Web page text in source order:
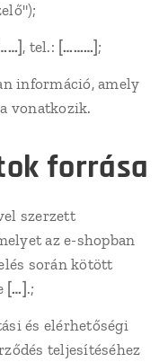
, tel.: [………] ;
információ, amely
vonatkozik.
forrása
szerzett
az e-shopban
során kötött
[…] .;
és elérhetőségi
teljesítéséhez